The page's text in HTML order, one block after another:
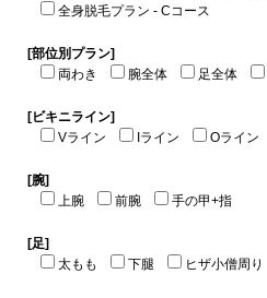
全身脱毛プラン - Cコース
[部位別プラン]
両わき
腕全体 足全体
[ビキニライン]
Vライン
Iライン Oライン
[腕]
上腕
前腕 手の甲+指
[足]
太もも
下腿 ヒザ小僧周り